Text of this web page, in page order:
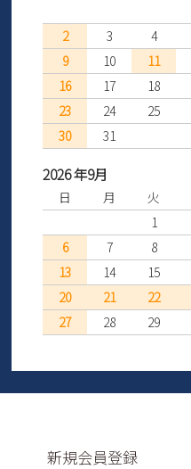
2
3 4
9
10 11
16
17 18
23
24 25
30
31
2026 年9月
日 月 火
1
6
7 8
13
14 15
20
21 22
27
28 29
新規会員登録